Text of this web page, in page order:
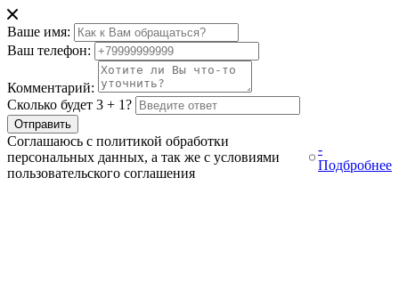
Ваше имя:
Ваш телефон:
Комментарий:
Сколько будет 3 + 1?
Отправить
Соглашаюсь с политикой обработки
персональных данных, а так же с условиями
пользовательского соглашения
-
Подбробнее